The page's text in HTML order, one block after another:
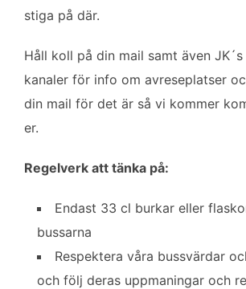
stiga på där.
Håll koll på din mail samt även
kanaler för info om avreseplatser
din mail för det är så vi kommer
er.
Regelverk att tänka på:
Endast 33 cl burkar eller
bussarna
Respektera våra bussvärdar
och följ deras uppmaningar och